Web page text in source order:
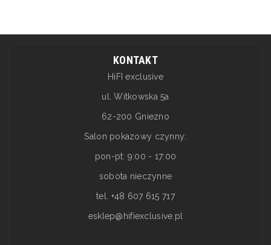
KONTAKT
HiFI exclusive
ul. Witkowska 5a
62-200 Gniezno
Salon pokazowy czynny:
pon-pt: 9:00 - 17:00
sobota nieczynne
tel. +48 607 615 717
esklep@hifiexclusive.pl